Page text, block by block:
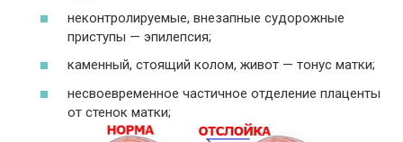
неконтролируемые, внезапные судорожные
приступы — эпилепсия;
каменный, стоящий колом, живот — тонус матки;
несвоевременное частичное отделение плаценты
от стенок матки;